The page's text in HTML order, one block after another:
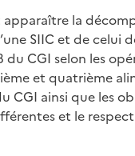
apparaître la
SIIC et de celui
du CGI selon les
et quatrième
CGI ainsi que les
et le